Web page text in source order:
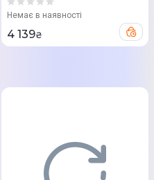
MESH
Немає в наявності
4 139₴